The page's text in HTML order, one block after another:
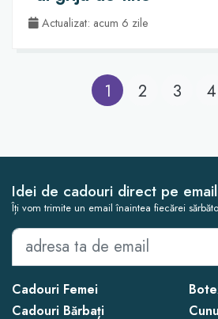
Actualizat: acum 6 zile
1 2 3 4
Idei de cadouri direct pe email
Îți vom trimite un email înaintea fiecărei
Cadouri Femei
Cadouri Bărbați